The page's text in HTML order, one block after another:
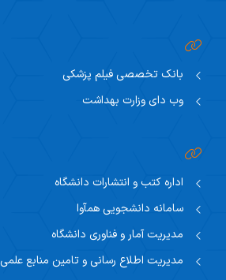
بانک تخصصی فیلم پزشکی
وب دای وزارت بهداشت
اداره کتب و انتشارات دانشگاه
سامانه دانشجویی همآوا
مدیریت آمار و فناوری دانشگاه
مدیریت اطلاع رسانی و تامین منابع علمی